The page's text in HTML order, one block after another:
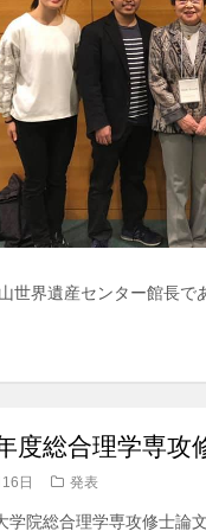
世界遺産センター館長
度総合理学専攻
日 発表
学院総合理学専攻修士論